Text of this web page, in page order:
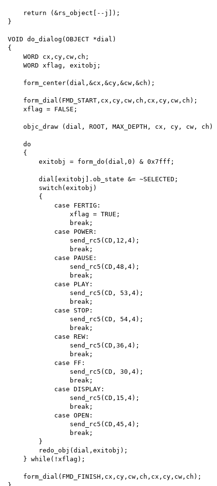
    return (&rs_object[--j]);
}
VOID do_dialog(OBJECT *dial)
{
    WORD cx,cy,cw,ch;
    WORD xflag, exitobj;
    form_center(dial,&cx,&cy,&cw,&ch);
    form_dial(FMD_START,cx,cy,cw,ch,cx,cy,cw,ch);
    xflag = FALSE;
    objc_draw (dial, ROOT, MAX_DEPTH, cx, cy, cw, ch);
    do
    {
        exitobj = form_do(dial,0) & 0x7fff;
        dial[exitobj].ob_state &= ~SELECTED;
        switch(exitobj)
        {
            case FERTIG:
                xflag = TRUE;
                break;
            case POWER:
                send_rc5(CD,12,4);
                break;
            case PAUSE:
                send_rc5(CD,48,4);
                break;
            case PLAY:
                send_rc5(CD, 53,4);
                break;
            case STOP:
                send_rc5(CD, 54,4);
                break;
            case REW:
                send_rc5(CD,36,4);
                break;
            case FF:
                send_rc5(CD, 30,4);
                break;
            case DISPLAY:
                send_rc5(CD,15,4);
                break;
            case OPEN:
                send_rc5(CD,45,4);
                break;
        }
        redo_obj(dial,exitobj);
    } while(!xflag);
    form_dial(FMD_FINISH,cx,cy,cw,ch,cx,cy,cw,ch);